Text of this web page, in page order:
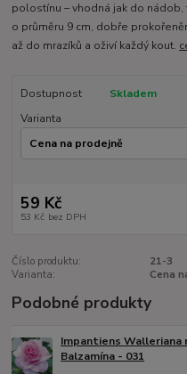
polostínu – vhodná jak do nádob,
o průměru 9 cm, dobře
až do mrazíků a oživí každý kout.
Dostupnost
Skladem
Varianta
59 Kč
53 Kč bez DPH
Číslo produktu:
21-3
Varianta:
Cena
Podobné produkty
Impantiens Walleriana
Balzamína - 031